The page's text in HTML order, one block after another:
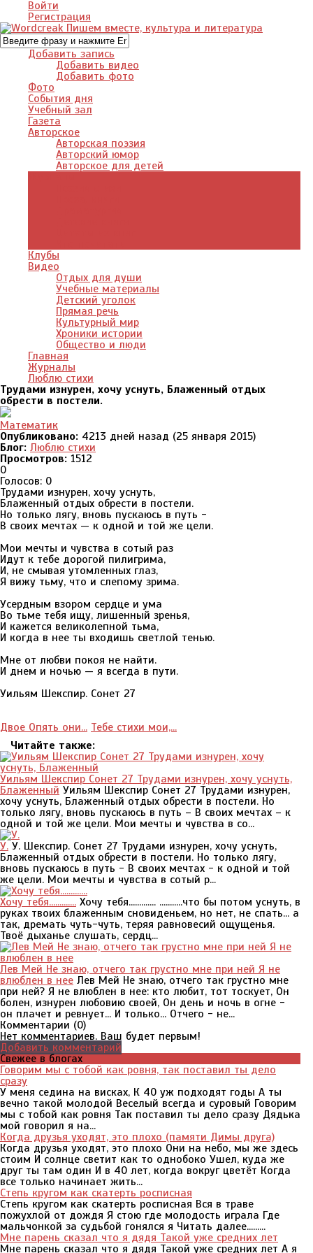
Войти
Регистрация
Добавить запись
Добавить видео
Добавить фото
Фото
События дня
Учебный зал
Газета
Авторское
Авторская поэзия
Авторский юмор
Авторское для детей
Клубы
Видео
Отдых для души
Учебные материалы
Детский уголок
Прямая речь
Культурный мир
Хроники истории
Общество и люди
Главная
Журналы
Люблю стихи
Трудами изнурен, хочу уснуть, Блаженный отдых
обрести в постели.
Математик
Опубликовано: 4213 дней назад (25 января 2015)
Блог: Люблю стихи
Просмотров: 1512
0
Голосов: 0
Трудами изнурен, хочу уснуть,
Блаженный отдых обрести в постели.
Но только лягу, вновь пускаюсь в путь -
В своих мечтах — к одной и той же цели.
Мои мечты и чувства в сотый раз
Идут к тебе дорогой пилигрима,
И, не смывая утомленных глаз,
Я вижу тьму, что и слепому зрима.
Усердным взором сердце и ума
Во тьме тебя ищу, лишенный зренья,
И кажется великолепной тьма,
И когда в нее ты входишь светлой тенью.
Мне от любви покоя не найти.
И днем и ночью — я всегда в пути.
Уильям Шекспир. Сонет 27
Двое Опять они... Тебе стихи мои,...
Читайте также:
Уильям Шекспир Сонет 27 Трудами изнурен, хочу уснуть,
Блаженный Уильям Шекспир Сонет 27 Трудами изнурен,
хочу уснуть, Блаженный отдых обрести в постели. Но
только лягу, вновь пускаюсь в путь – В своих мечтах – к
одной и той же цели. Мои мечты и чувства в со...
У. У. Шекспир. Сонет 27 Трудами изнурен, хочу уснуть,
Блаженный отдых обрести в постели. Но только лягу,
вновь пускаюсь в путь - В своих мечтах - к одной и той
же цели. Мои мечты и чувства в сотый р...
Хочу тебя............. Хочу тебя............. ...........что бы потом уснуть, в
руках твоих блаженным сновиденьем, но нет, не спать... а
так, дремать чуть-чуть, теряя равновесий ощущенья.
Твоё дыханье слушать, сердц...
Лев Мей Не знаю, отчего так грустно мне при ней Я не
влюблен в нее Лев Мей Не знаю, отчего так грустно мне
при ней? Я не влюблен в нее: кто любит, тот тоскует, Он
болен, изнурен любовию своей, Он день и ночь в огне -
он плачет и ревнует... И только... Отчего - не...
Комментарии (0)
Нет комментариев. Ваш будет первым!
Добавить комментарий
Свежее в блогах
Говорим мы с тобой как ровня, так поставил ты дело
сразу
У меня седина на висках, К 40 уж подходят годы А ты
вечно такой молодой Веселый всегда и суровый Говорим
мы с тобой как ровня Так поставил ты дело сразу Дядька
мой говорил я на...
Когда друзья уходят, это плохо (памяти Димы друга)
Когда друзья уходят, это плохо Они на небо, мы же здесь
стоим И солнце светит как то однобоко Ушел, куда же
друг ты там один И в 40 лет, когда вокруг цветёт Когда
все только начинает жить...
Степь кругом как скатерть росписная
Степь кругом как скатерть росписная Вся в траве
пожухлой от дождя Я стою где молодость играла Где
мальчонкой за судьбой гонялся я Читать далее.........
Мне парень сказал что я дядя Такой уже средних лет
Мне парень сказал что я дядя Такой уже средних лет А я